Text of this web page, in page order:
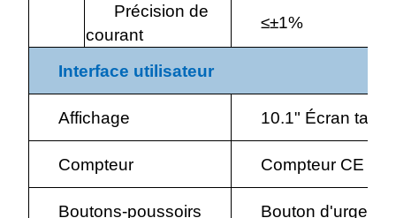
Précision de
courant
≤±1%
Interface utilisateur
Affichage 10.1" Écran
Compteur Compteur CE
Boutons-poussoirs
Bouton d'urgence